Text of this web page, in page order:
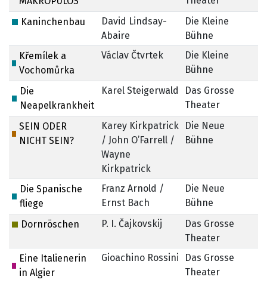
Kaninchenbau
David Lindsay-
Abaire
Die Kleine
Bühne
Křemílek a
Vochomůrka
Václav Čtvrtek
Die Kleine
Bühne
Die
Neapelkrankheit
Karel Steigerwald
Das Grosse
Theater
SEIN ODER
NICHT SEIN?
Karey Kirkpatrick
/ John O’Farrell /
Wayne
Kirkpatrick
Die Neue
Bühne
Die Spanische
fliege
Franz Arnold /
Ernst Bach
Die Neue
Bühne
Dornröschen
P. I. Čajkovskij
Das Grosse
Theater
Eine Italienerin
in Algier
Gioachino Rossini
Das Grosse
Theater